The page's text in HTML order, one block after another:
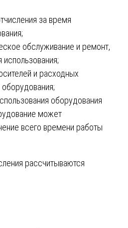
за время
обслуживание и ремонт,
и расходных
оборудования
может
всего времени работы
рассчитываются